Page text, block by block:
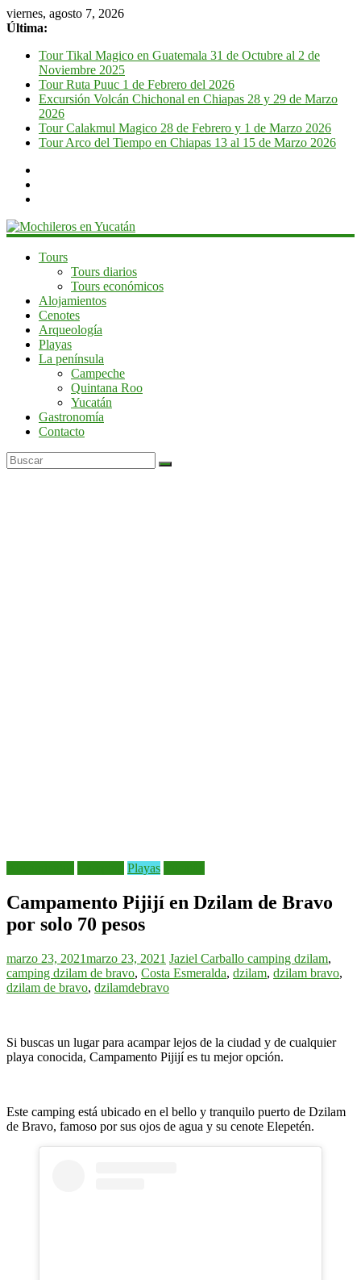
viernes, agosto 7, 2026
Última:
Tour Tikal Magico en Guatemala 31 de Octubre al 2 de
Noviembre 2025
Tour Ruta Puuc 1 de Febrero del 2026
Excursión Volcán Chichonal en Chiapas 28 y 29 de Marzo
2026
Tour Calakmul Magico 28 de Febrero y 1 de Marzo 2026
Tour Arco del Tiempo en Chiapas 13 al 15 de Marzo 2026
Mochileros
Yucatán
Yucatán
Tours
Tours diarios
Tours económicos
Alojamientos
Cenotes
Arqueología
Playas
La península
Campeche
Quintana Roo
Yucatán
Gastronomía
Contacto
Playas
Campamento Pijijí en Dzilam de Bravo
por solo 70 pesos
marzo 23, 2021marzo 23, 2021 Jaziel Carballo camping dzilam,
camping dzilam de bravo, Costa Esmeralda, dzilam, dzilam bravo,
dzilam de bravo, dzilamdebravo
Si buscas un lugar para acampar lejos de la ciudad y de cualquier
playa conocida, Campamento Pijijí es tu mejor opción.
Este camping está ubicado en el bello y tranquilo puerto de Dzilam
de Bravo, famoso por sus ojos de agua y su cenote Elepetén.